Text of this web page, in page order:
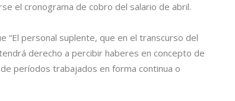
el cronograma de cobro del salario de abril.
“El personal suplente, que en el transcurso del
derecho a percibir haberes en concepto de
períodos trabajados en forma continua o